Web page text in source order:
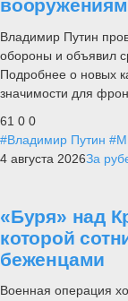
Владимир Путин
обороны и объявил
Подробнее о новых
значимости для
61 0 0
#Владимир Путин
4 августа 2026За
«Буря» над
которой
беженцами
Военная операция